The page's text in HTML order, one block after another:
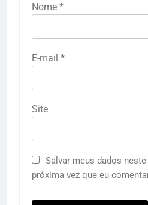
Nome *
E-mail *
Site
Salvar meus dados
próxima vez que eu